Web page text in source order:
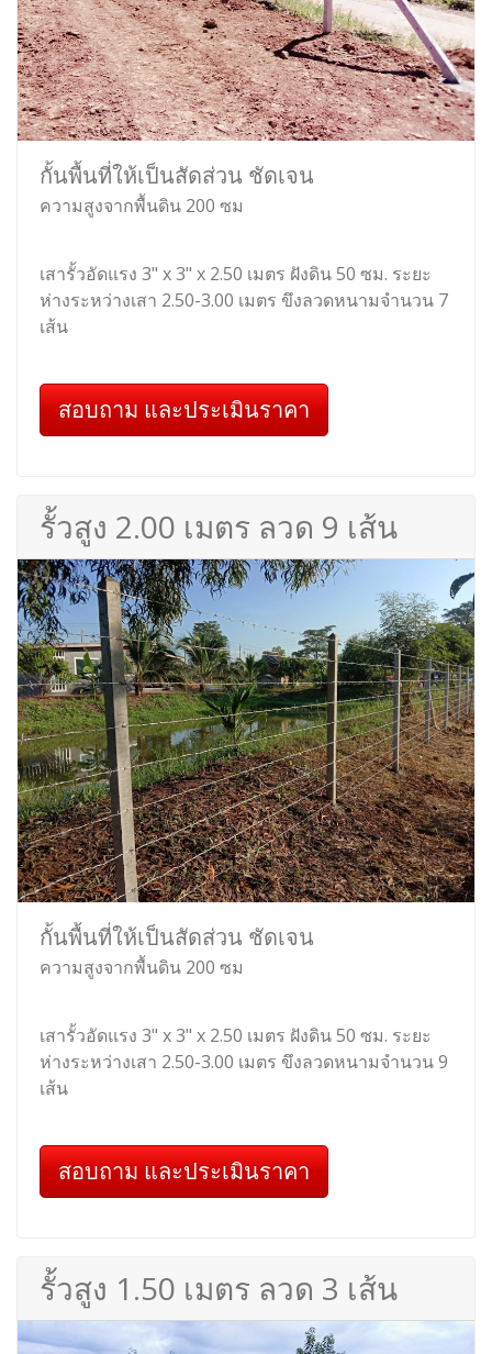
กั้นพื้นที่ให้เป็นสัดส่วน ชัดเจน
ความสูงจากพื้นดิน 200 ซม
เสารั้วอัดแรง 3" x 3" x 2.50 เมตร ฝังดิน 50 ซม. ระยะ
ห่างระหว่างเสา 2.50-3.00 เมตร ขึงลวดหนามจำนวน 7
เส้น
สอบถาม และประเมินราคา
รั้วสูง 2.00 เมตร ลวด 9 เส้น
กั้นพื้นที่ให้เป็นสัดส่วน ชัดเจน
ความสูงจากพื้นดิน 200 ซม
เสารั้วอัดแรง 3" x 3" x 2.50 เมตร ฝังดิน 50 ซม. ระยะ
ห่างระหว่างเสา 2.50-3.00 เมตร ขึงลวดหนามจำนวน 9
เส้น
สอบถาม และประเมินราคา
รั้วสูง 1.50 เมตร ลวด 3 เส้น